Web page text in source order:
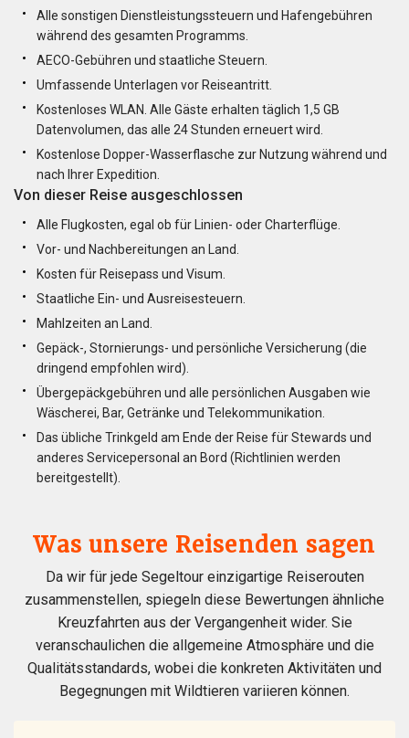
Alle sonstigen Dienstleistungssteuern und Hafengebühren
während des gesamten Programms.
AECO-Gebühren und staatliche Steuern.
Umfassende Unterlagen vor Reiseantritt.
Kostenloses WLAN. Alle Gäste erhalten täglich 1,5 GB
Datenvolumen, das alle 24 Stunden erneuert wird.
Kostenlose Dopper-Wasserflasche zur Nutzung während und
nach Ihrer Expedition.
Von dieser Reise ausgeschlossen
Alle Flugkosten, egal ob für Linien- oder Charterflüge.
Vor- und Nachbereitungen an Land.
Kosten für Reisepass und Visum.
Staatliche Ein- und Ausreisesteuern.
Mahlzeiten an Land.
Gepäck-, Stornierungs- und persönliche Versicherung (die
dringend empfohlen wird).
Übergepäckgebühren und alle persönlichen Ausgaben wie
Wäscherei, Bar, Getränke und Telekommunikation.
Das übliche Trinkgeld am Ende der Reise für Stewards und
anderes Servicepersonal an Bord (Richtlinien werden
bereitgestellt).
Was unsere Reisenden sagen
Da wir für jede Segeltour einzigartige Reiserouten
zusammenstellen, spiegeln diese Bewertungen ähnliche
Kreuzfahrten aus der Vergangenheit wider. Sie
veranschaulichen die allgemeine Atmosphäre und die
Qualitätsstandards, wobei die konkreten Aktivitäten und
Begegnungen mit Wildtieren variieren können.